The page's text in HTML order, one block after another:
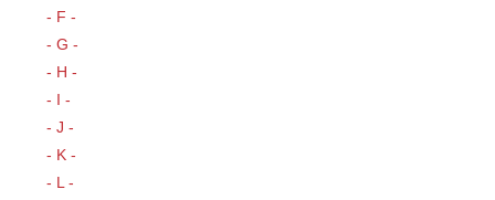
- F -
- G -
- H -
- I -
- J -
- K -
- L -